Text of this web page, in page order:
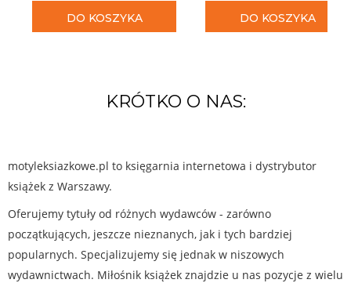
DO KOSZYKA DO KOSZYKA
KRÓTKO O NAS:
motyleksiazkowe.pl to księgarnia internetowa i dystrybutor
książek z Warszawy.
Oferujemy tytuły od różnych wydawców - zarówno
początkujących, jeszcze nieznanych, jak i tych bardziej
popularnych. Specjalizujemy się jednak w niszowych
wydawnictwach. Miłośnik książek znajdzie u nas pozycje z wielu